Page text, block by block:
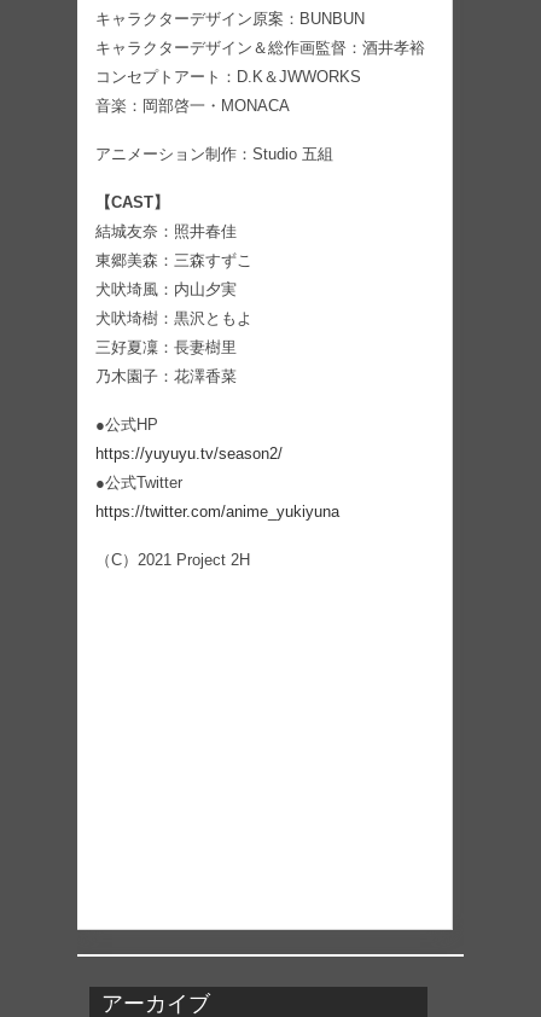
キャラクターデザイン原案：BUNBUN
キャラクターデザイン＆総作画監督：酒井孝裕
コンセプトアート：D.K＆JWWORKS
音楽：岡部啓一・MONACA
アニメーション制作：Studio 五組
【CAST】
結城友奈：照井春佳
東郷美森：三森すずこ
犬吠埼風：内山夕実
犬吠埼樹：黒沢ともよ
三好夏凜：長妻樹里
乃木園子：花澤香菜
●公式HP
https://yuyuyu.tv/season2/
●公式Twitter
https://twitter.com/anime_yukiyuna
（C）2021 Project 2H
アーカイブ